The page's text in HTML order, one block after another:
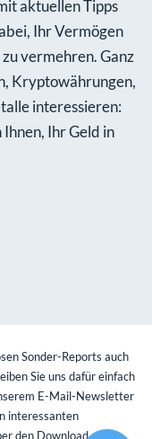
aktuellen Tipps
Ihr Vermögen
vermehren. Ganz
Kryptowährungen,
interessieren:
Ihr Geld in
Sonder-Reports auch
Sie uns dafür einfach
E-Mail-Newsletter
interessanten
den Download